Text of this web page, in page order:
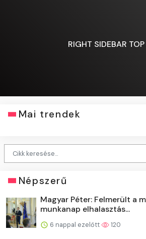
RIGHT SIDEBAR
Mai trendek
Népszerű
Magyar Péter: Felmerült a
munkanap elhalasztás...
6 nappal ezelőtt 120